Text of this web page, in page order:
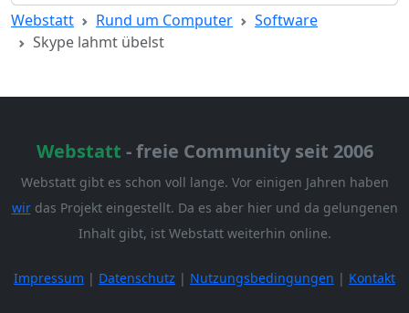
Webstatt Rund um Computer
Software
Skype lahmt übelst
Webstatt - freie Community seit 2006
Webstatt gibt es schon voll lange. Vor einigen Jahren haben
wirdas Projekt eingestellt. Da es aber hier und da gelungenen
Inhalt gibt, ist Webstatt weiterhin online.
Impressum | Datenschutz | Nutzungsbedingungen | Kontakt